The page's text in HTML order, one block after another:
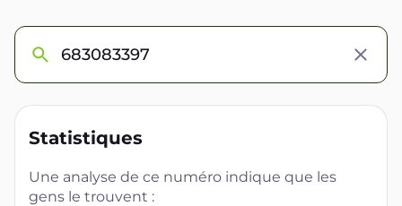
Statistiques
Une analyse de ce numéro indique que les
gens le trouvent :